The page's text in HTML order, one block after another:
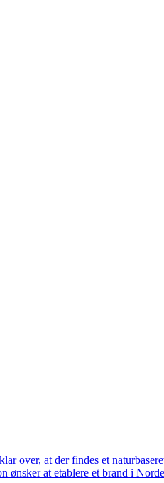
over, at der findes et
ønsker at etablere et brand i